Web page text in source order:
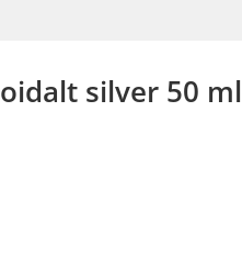
silver 50 ml